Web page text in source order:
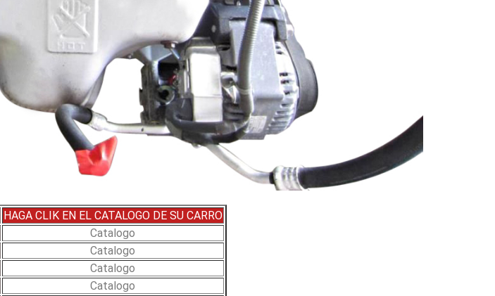
HAGA CLIK EN EL CATALOGO DE SU CARRO
Catalogo
Catalogo
Catalogo
Catalogo